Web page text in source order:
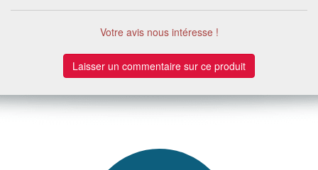
Votre avis nous intéresse !
Laisser un commentaire sur ce produit